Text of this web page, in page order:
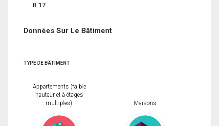
8.17
Données Sur Le Bâtiment
TYPE DE BÂTIMENT
Appartements (faible
hauteur et à étages
multiples)
Maisons